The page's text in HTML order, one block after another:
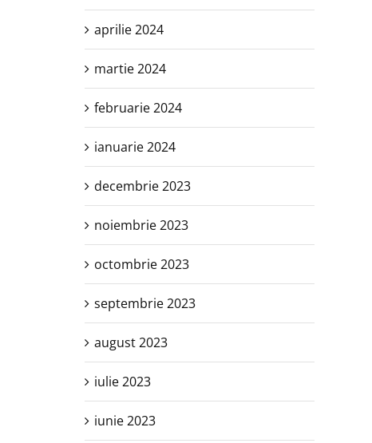
aprilie 2024
martie 2024
februarie 2024
ianuarie 2024
decembrie 2023
noiembrie 2023
octombrie 2023
septembrie 2023
august 2023
iulie 2023
iunie 2023